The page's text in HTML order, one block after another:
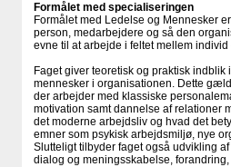
Formålet med specialiseringen
Formålet med Ledelse og Mennesker
person, medarbejdere og så den
evne til at arbejde i feltet mellem
Faget giver teoretisk og praktisk
mennesker i organisationen. Dette
der arbejder med klassiske
motivation samt dannelse af relationer
det moderne arbejdsliv og hvad det
emner som psykisk arbejdsmiljø, nye
Slutteligt tilbyder faget også udvikling
dialog og meningsskabelse, forandring,